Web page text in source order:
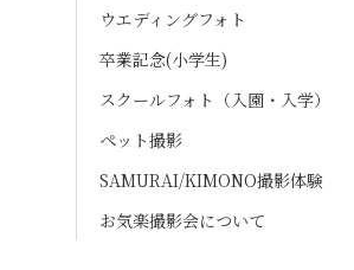
ウエディングフォト
卒業記念(小学生)
スクールフォト（入園・入学）
ペット撮影
SAMURAI/KIMONO撮影体験
お気楽撮影会について